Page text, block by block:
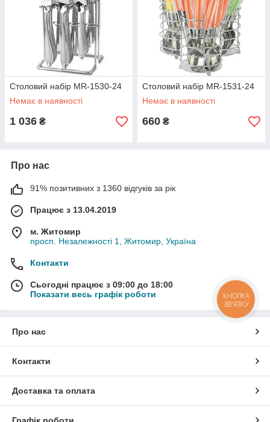
Столовий набір MR-1530-24
Немає в наявності
1 036 ₴
Столовий набір MR-1531-24
Немає в наявності
660 ₴
Про нас
91% позитивних з 1360 відгуків за рік
Працює з 13.04.2019
м. Житомир
просп. Незалежності 1, Житомир, Україна
Контакти
Сьогодні працює з 09:00 до 18:00
Показати весь графік роботи
Про нас
Контакти
Доставка та оплата
КНОПКА
ЗВ'ЯЗКУ